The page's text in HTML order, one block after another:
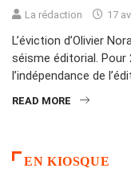
La rédaction 17
L’éviction d’Olivier
séisme éditorial. Pour
l’indépendance de
READ MORE
EN KIOSQUE